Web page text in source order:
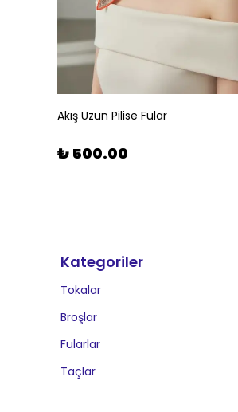
Akış Uzun Pilise Fular
₺ 500.00
Kategoriler
Tokalar
Broşlar
Fularlar
Taçlar